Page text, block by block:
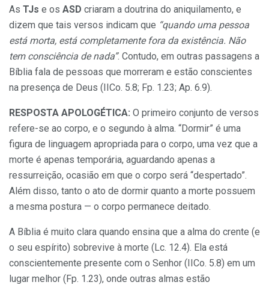
As TJs e os ASD criaram a doutrina do aniquilamento, e
dizem que tais versos indicam que “quando uma pessoa
está morta, está completamente fora da existência. Não
tem consciência de nada”. Contudo, em outras passagens a
Bíblia fala de pessoas que morreram e estão conscientes
na presença de Deus (IICo. 5.8; Fp. 1.23; Ap. 6.9).
RESPOSTA APOLOGÉTICA: O primeiro conjunto de versos
refere-se ao corpo, e o segundo à alma. “Dormir” é uma
figura de linguagem apropriada para o corpo, uma vez que a
morte é apenas temporária, aguardando apenas a
ressurreição, ocasião em que o corpo será “despertado”.
Além disso, tanto o ato de dormir quanto a morte possuem
a mesma postura — o corpo permanece deitado.
A Bíblia é muito clara quando ensina que a alma do crente (e
o seu espírito) sobrevive à morte (Lc. 12.4). Ela está
conscientemente presente com o Senhor (IICo. 5.8) em um
lugar melhor (Fp. 1.23), onde outras almas estão